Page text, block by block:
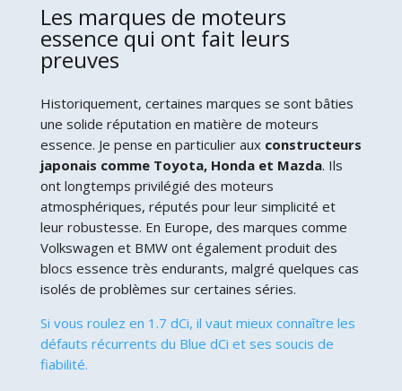
Les marques de moteurs
essence qui ont fait leurs
preuves
Historiquement, certaines marques se sont bâties
une solide réputation en matière de moteurs
essence. Je pense en particulier aux constructeurs
japonais comme Toyota, Honda et Mazda. Ils
ont longtemps privilégié des moteurs
atmosphériques, réputés pour leur simplicité et
leur robustesse. En Europe, des marques comme
Volkswagen et BMW ont également produit des
blocs essence très endurants, malgré quelques cas
isolés de problèmes sur certaines séries.
Si vous roulez en 1.7 dCi, il vaut mieux connaître les
défauts récurrents du Blue dCi et ses soucis de
fiabilité.